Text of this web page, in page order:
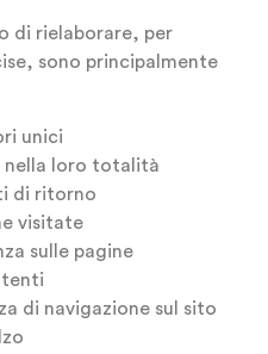
di rielaborare, per
sono principalmente
unici
nella loro totalità
di ritorno
visitate
sulle pagine
di navigazione sul sito